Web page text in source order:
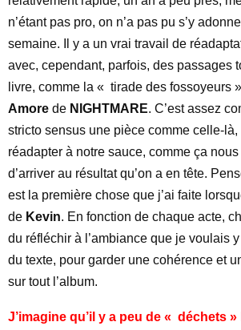
n’étant pas pro, on n’a pas pu s’y
semaine. Il y a un vrai travail de
avec, cependant, parfois, des passages
livre, comme la « tirade des fossoyeurs
Amore de NIGHTMARE. C’est assez
stricto sensus une pièce comme celle-là,
réadapter à notre sauce, comme ça
d’arriver au résultat qu’on a en tête.
est la première chose que j’ai faite
de Kevin. En fonction de chaque acte,
du réfléchir à l’ambiance que je voulais
du texte, pour garder une cohérence et
sur tout l’album.
J’imagine qu’il y a peu de « déchets »